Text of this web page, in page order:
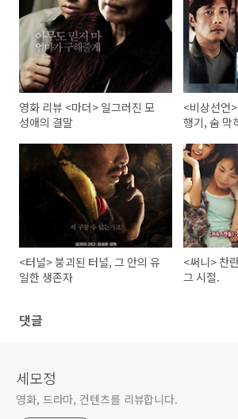
영화 리뷰 <마더> 일그러진 모
성애의 결말
<비상선언
행기, 숨 막
<터널> 붕괴된 터널, 그 안의 유
일한 생존자
<써니> 찬
그 시절.
댓글
세모정
영화, 드라마, 컨텐츠를 리뷰합니다.